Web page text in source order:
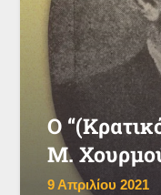
Ο
Μ.
9 Απριλίου 2021